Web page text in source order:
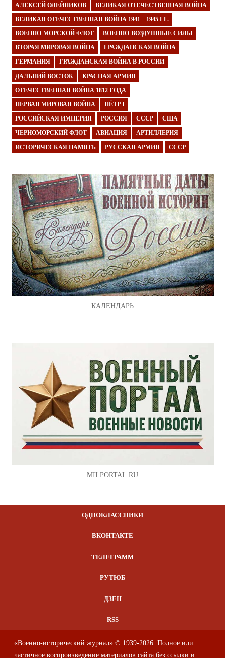
АЛЕКСЕЙ ОЛЕЙНИКОВ ВЕЛИКАЯ ОТЕЧЕСТВЕННАЯ ВОЙНА
ВЕЛИКАЯ ОТЕЧЕСТВЕННАЯ ВОЙНА 1941—1945 ГГ.
ВОЕННО-МОРСКОЙ ФЛОТ ВОЕННО-ВОЗДУШНЫЕ СИЛЫ
ВТОРАЯ МИРОВАЯ ВОЙНА ГРАЖДАНСКАЯ ВОЙНА
ГЕРМАНИЯ ГРАЖДАНСКАЯ ВОЙНА В РОССИИ
ДАЛЬНИЙ ВОСТОК КРАСНАЯ АРМИЯ
ОТЕЧЕСТВЕННАЯ ВОЙНА 1812 ГОДА
ПЕРВАЯ МИРОВАЯ ВОЙНА ПЁТР I
РОССИЙСКАЯ ИМПЕРИЯ РОССИЯ СССР США
ЧЕРНОМОРСКИЙ ФЛОТ АВИАЦИЯ АРТИЛЛЕРИЯ
ИСТОРИЧЕСКАЯ ПАМЯТЬ РУССКАЯ АРМИЯ СССР
КАЛЕНДАРЬ
MILPORTAL.RU
ОДНОКЛАССНИКИ
ВКОНТАКТЕ
ТЕЛЕГРАММ
РУТЮБ
ДЗЕН
RSS
«Военно-исторический журнал» © 1939-2026. Полное или
частичное воспроизведение материалов сайта без ссылки и